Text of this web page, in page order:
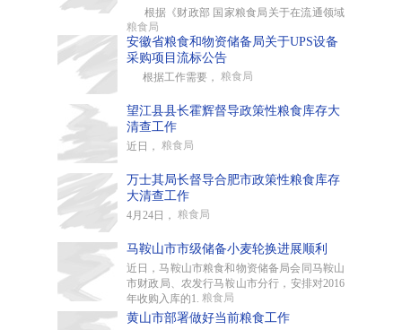
根据《财政部 国家粮食局关于在流通领域
粮食局
安徽省粮食和物资储备局关于UPS设备
采购项目流标公告
根据工作需要， 粮食局
望江县县长霍辉督导政策性粮食库存大
清查工作
近日， 粮食局
万士其局长督导合肥市政策性粮食库存
大清查工作
4月24日， 粮食局
马鞍山市市级储备小麦轮换进展顺利
近日，马鞍山市粮食和物资储备局会同马鞍山
市财政局、农发行马鞍山市分行，安排对2016
年收购入库的1. 粮食局
黄山市部署做好当前粮食工作